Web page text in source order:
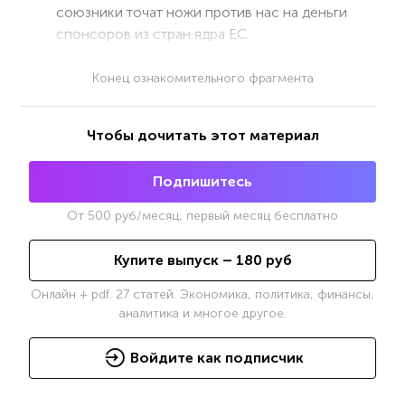
союзники точат ножи против нас на деньги
спонсоров из стран ядра ЕС.
Конец ознакомительного фрагмента
Чтобы дочитать этот материал
Подпишитесь
От 500 руб/месяц, первый месяц бесплатно
Купите выпуск – 180 руб
Онлайн + pdf. 27 статей. Экономика, политика, финансы,
аналитика и многое другое.
Войдите как подписчик